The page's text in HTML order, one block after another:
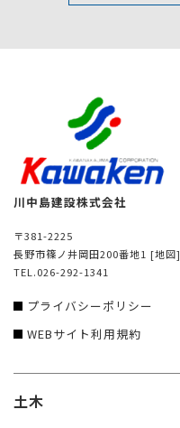
川中島建設株式会社
〒381-2225
長野市篠ノ井岡田200番地1 [地図]
TEL.026-292-1341
プライバシーポリシー
WEBサイト利用規約
土木